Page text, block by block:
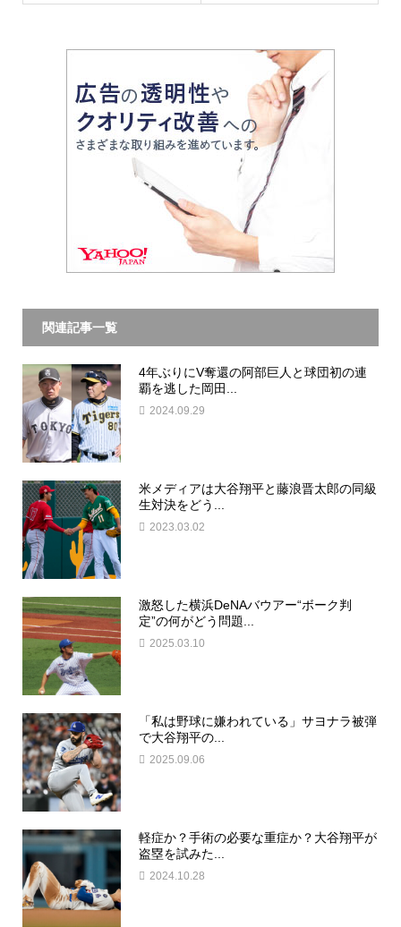
関連記事一覧
4年ぶりにV奪還の阿部巨人と球団初の連
覇を逃した岡田...
2024.09.29
米メディアは大谷翔平と藤浪晋太郎の同級
生対決をどう...
2023.03.02
激怒した横浜DeNAバウアー“ボーク判
定”の何がどう問題...
2025.03.10
「私は野球に嫌われている」サヨナラ被弾
で大谷翔平の...
2025.09.06
軽症か？手術の必要な重症か？大谷翔平が
盗塁を試みた...
2024.10.28